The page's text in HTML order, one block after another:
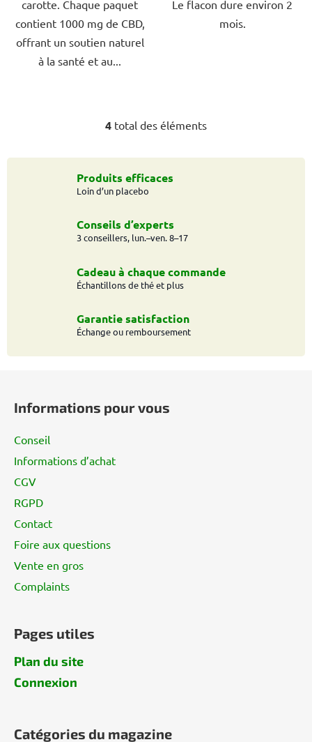
carotte. Chaque paquet
contient 1000 mg de CBD,
offrant un soutien naturel
à la santé et au...
Le flacon dure environ 2
mois.
C
n
t
l
e
e
s
i
s
4 total des éléments
Produits efficaces
Loin d’un placebo
Conseils d’experts
3 conseillers, lun.–ven. 8–17
Cadeau à chaque commande
Échantillons de thé et plus
Garantie satisfaction
Échange ou remboursement
Informations pour vous
Conseil
Informations d’achat
CGV
RGPD
Contact
Foire aux questions
Vente en gros
Complaints
Pages utiles
Plan du site
Connexion
Catégories du magazine